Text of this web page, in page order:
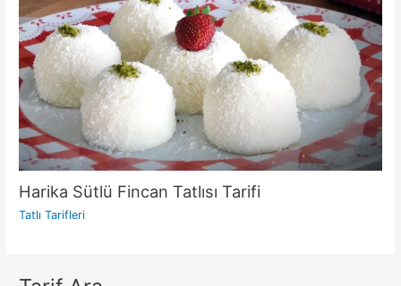
Harika Sütlü Fincan Tatlısı Tarifi
Tatlı Tarifleri